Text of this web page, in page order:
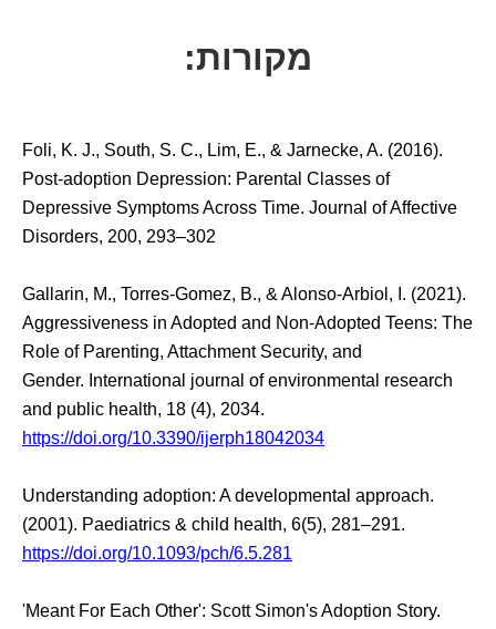
מקורות:
Foli, K. J., South, S. C., Lim, E., & Jarnecke, A. (2016).
Post-adoption Depression: Parental Classes of
Depressive Symptoms Across Time. Journal of Affective
Disorders, 200, 293–302
Gallarin, M., Torres-Gomez, B., & Alonso-Arbiol, I. (2021).
Aggressiveness in Adopted and Non-Adopted Teens: The
Role of Parenting, Attachment Security, and
Gender. International journal of environmental research
and public health, 18 (4), 2034.
https://doi.org/10.3390/ijerph18042034
Understanding adoption: A developmental approach.
(2001). Paediatrics & child health, 6(5), 281–291.
https://doi.org/10.1093/pch/6.5.281
'Meant For Each Other': Scott Simon's Adoption Story.